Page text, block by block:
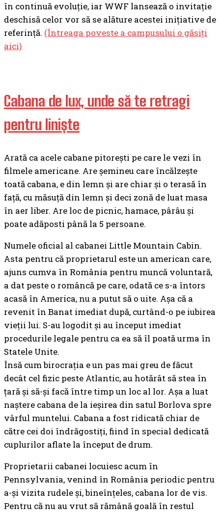
în continuă evoluție, iar WWF lansează o invitație
deschisă celor vor să se alăture acestei inițiative de
referință. (Întreaga poveste a campusului o găsiți
aici)
Cabana de lux, unde să te retragi
pentru liniște
Arată ca acele cabane pitorești pe care le vezi în
filmele americane. Are șemineu care încălzește
toată cabana, e din lemn și are chiar și o terasă în
față, cu măsuță din lemn și deci zonă de luat masa
în aer liber. Are loc de picnic, hamace, pârâu și
poate adăposti până la 5 persoane.
Numele oficial al cabanei Little Mountain Cabin.
Asta pentru că proprietarul este un american care,
ajuns cumva în România pentru muncă voluntară,
a dat peste o româncă pe care, odată ce s-a întors
acasă în America, nu a putut să o uite. Așa că a
revenit în Banat imediat după, curtând-o pe iubirea
vieții lui. S-au logodit și au început imediat
procedurile legale pentru ca ea să îl poată urma în
Statele Unite.
Însă cum birocrația e un pas mai greu de făcut
decât cel fizic peste Atlantic, au hotărât să stea în
țară și să-și facă între timp un loc al lor. Așa a luat
naștere cabana de la ieșirea din satul Borlova spre
vârful muntelui. Cabana a fost ridicată chiar de
către cei doi îndrăgostiți, fiind în special dedicată
cuplurilor aflate la început de drum.
Proprietarii cabanei locuiesc acum în
Pennsylvania, venind în România periodic pentru
a-și vizita rudele și, bineînțeles, cabana lor de vis.
Pentru că nu au vrut să rămână goală în restul